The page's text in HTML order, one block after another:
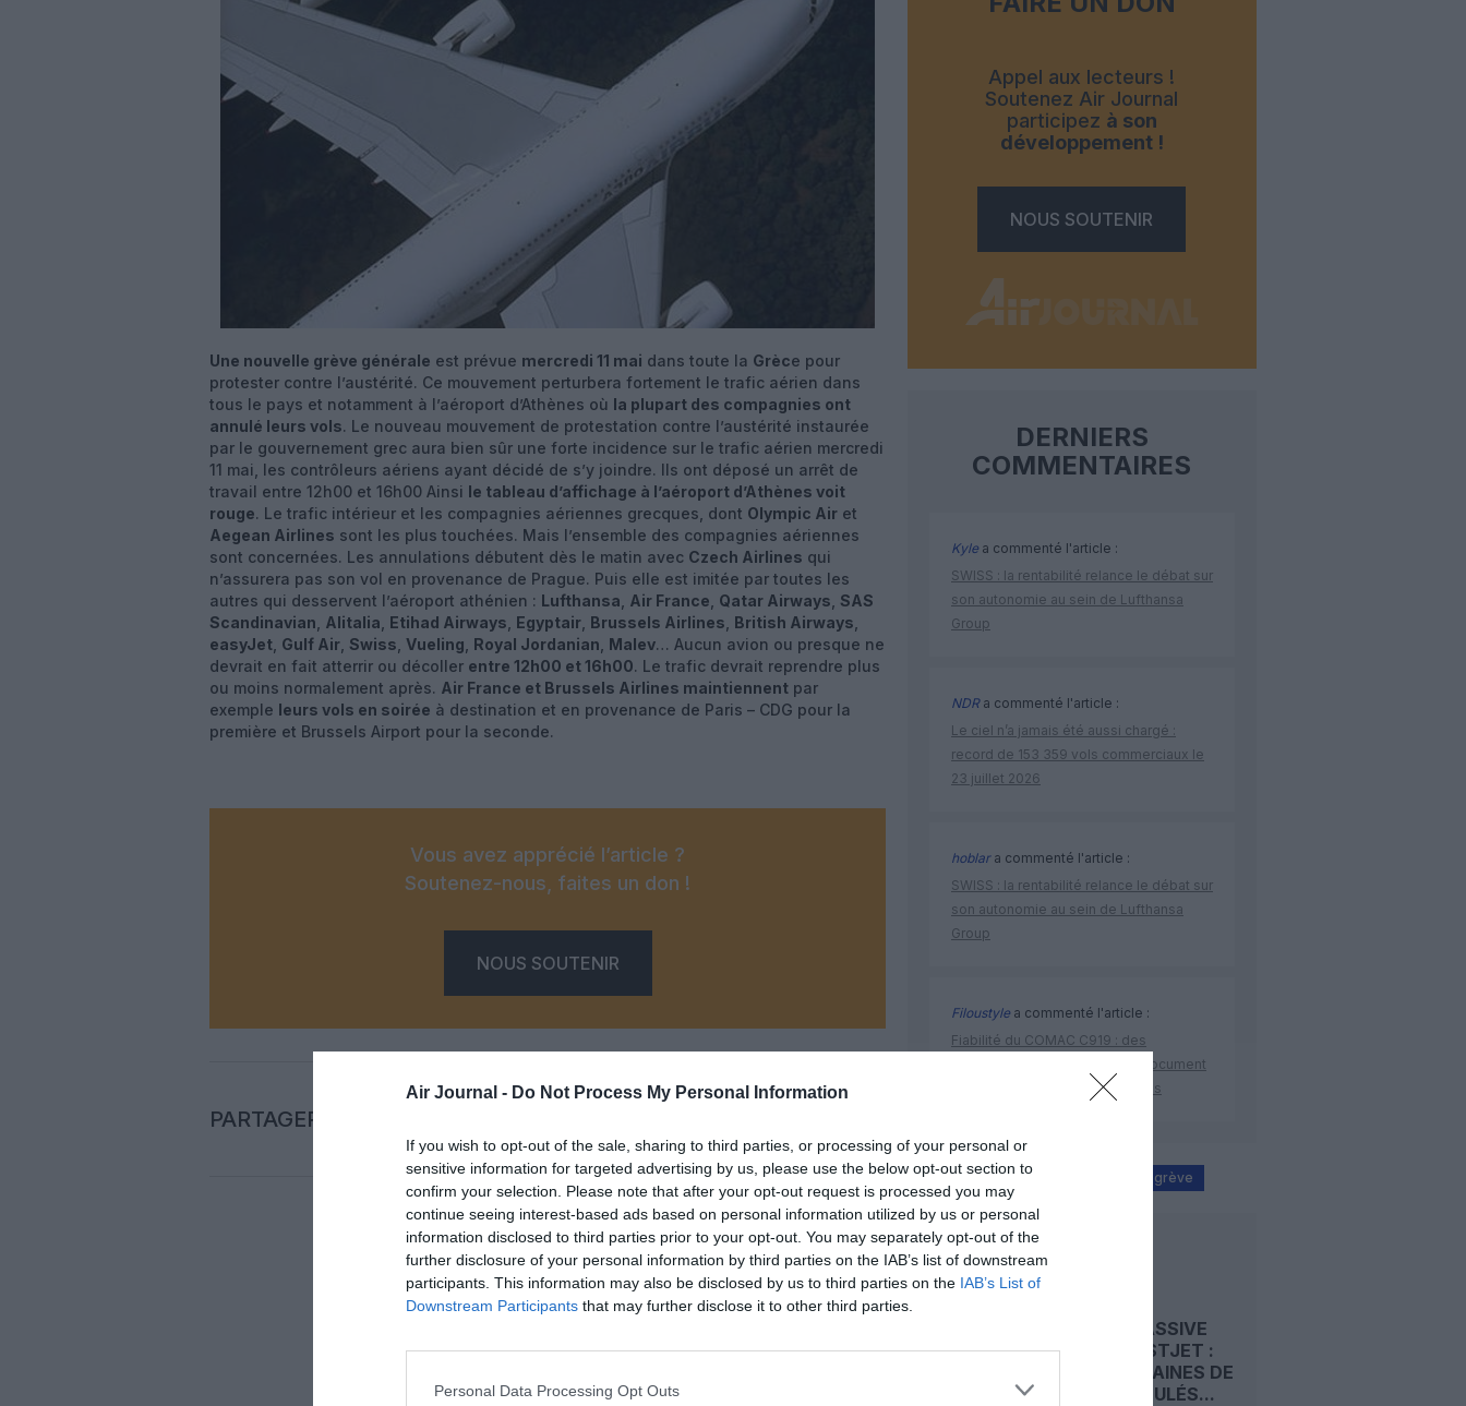
Air Journal - Do Not Process My Personal Information
If you wish to opt-out of the sale, sharing to third parties, or processing of your personal or
sensitive information for targeted advertising by us, please use the below opt-out section to
confirm your selection. Please note that after your opt-out request is processed you may
continue seeing interest-based ads based on personal information utilized by us or personal
information disclosed to third parties prior to your opt-out. You may separately opt-out of the
further disclosure of your personal information by third parties on the IAB’s list of downstream
participants. This information may also be disclosed by us to third parties on the IAB’s List of
Downstream Participants that may further disclose it to other third parties.
Personal Data Processing Opt Outs
Une nouvelle grève générale est prévue mercredi 11 mai dans toute la Grèce pour
protester contre l’austérité. Ce mouvement perturbera fortement le trafic aérien dans
tous le pays et notamment à l’aéroport d’Athènes où la plupart des compagnies ont
annulé leurs vols. Le nouveau mouvement de protestation contre l’austérité instaurée
par le gouvernement grec aura bien sûr une forte incidence sur le trafic aérien mercredi
11 mai, les contrôleurs aériens ayant décidé de s’y joindre. Ils ont déposé un arrêt de
travail entre 12h00 et 16h00 Ainsi le tableau d’affichage à l’aéroport d’Athènes voit
rouge. Le trafic intérieur et les compagnies aériennes grecques, dont Olympic Air et
Aegean Airlines sont les plus touchées. Mais l’ensemble des compagnies aériennes
sont concernées. Les annulations débutent dès le matin avec Czech Airlines qui
n’assurera pas son vol en provenance de Prague. Puis elle est imitée par toutes les
autres qui desservent l’aéroport athénien : Lufthansa Air France Qatar Airways SAS
Scandinavian Alitalia Etihad Airways Egyptair Brussels Airlines British Airways
easyJet Gulf Air Swiss Vueling Royal Jordanian Malev… Aucun avion ou presque ne
devrait en fait atterrir ou décoller entre 12h00 et 16h00. Le trafic devrait reprendre plus
ou moins normalement après. Air France et Brussels Airlines maintiennent par
exemple leurs vols en soirée à destination et en provenance de Paris – CDG pour la
première et Brussels Airport pour la seconde.
Vous avez apprécié l’article ?
Soutenez-nous, faites un don !
NOUS SOUTENIR
PARTAGER L'ARTICLE
FacebookTwitterPinterestLinkedInEmail Print
Aucun commentaire !
LAISSER UN COMMENTAIRE
Appel aux lecteurs !
Soutenez Air Journal
participez à son
développement !
NOUS SOUTENIR
DERNIERS
COMMENTAIRES
Kylea commenté l'article :
SWISS : la rentabilité relance le débat sur
son autonomie au sein de Lufthansa
Group
NDRa commenté l'article :
Le ciel n’a jamais été aussi chargé :
record de 153 359 vols commerciaux le
23 juillet 2026
hoblara commenté l'article :
SWISS : la rentabilité relance le débat sur
son autonomie au sein de Lufthansa
Group
Filoustylea commenté l'article :
Fiabilité du COMAC C919 : des
anomalies signalées dans un document
attribué à China Southern Airlines
compagnie aérienne grève
LIRE AUSSI
GRÈVE MASSIVE
CHEZ WESTJET :
DES CENTAINES DE
VOLS ANNULÉS...